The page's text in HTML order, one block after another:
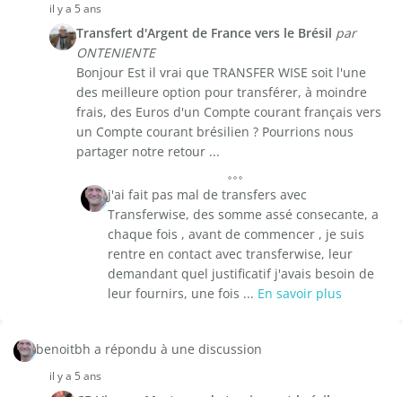
il y a 5 ans
Transfert d'Argent de France vers le Brésil par
ONTENIENTE
Bonjour Est il vrai que TRANSFER WISE soit l'une
des meilleure option pour transférer, à moindre
frais, des Euros d'un Compte courant français vers
un Compte courant brésilien ? Pourrions nous
partager notre retour ...
j'ai fait pas mal de transfers avec
Transferwise, des somme assé consecante, a
chaque fois , avant de commencer , je suis
rentre en contact avec transferwise, leur
demandant quel justificatif j'avais besoin de
leur fournirs, une fois ... En savoir plus
benoitbh a répondu à une discussion
il y a 5 ans